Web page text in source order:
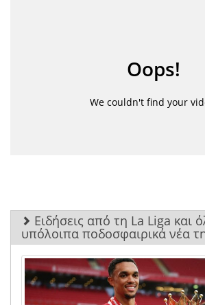
Ειδήσεις από τη La Liga και
υπόλοιπα ποδοσφαιρικά νέα